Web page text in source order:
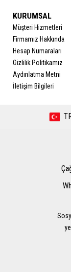
KURUMSAL
Müşteri Hizmetleri
Firmamız Hakkında
Hesap Numaraları
Gizlilik Politikamız
Aydınlatma Metni
İletişim Bilgileri